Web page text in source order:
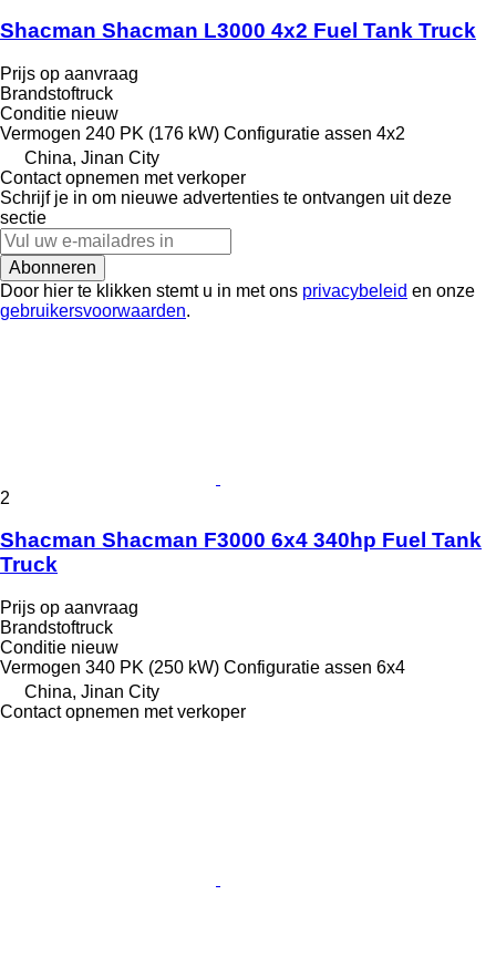
Shacman Shacman L3000 4x2 Fuel Tank Truck
Prijs op aanvraag
Brandstoftruck
Conditie nieuw
Vermogen 240 PK (176 kW) Configuratie assen 4x2
China, Jinan City
Contact opnemen met verkoper
Schrijf je in om nieuwe advertenties te ontvangen uit deze
sectie
Abonneren
Door hier te klikken stemt u in met ons privacybeleid en onze
gebruikersvoorwaarden.
2
Shacman Shacman F3000 6x4 340hp Fuel Tank
Truck
Prijs op aanvraag
Brandstoftruck
Conditie nieuw
Vermogen 340 PK (250 kW) Configuratie assen 6x4
China, Jinan City
Contact opnemen met verkoper